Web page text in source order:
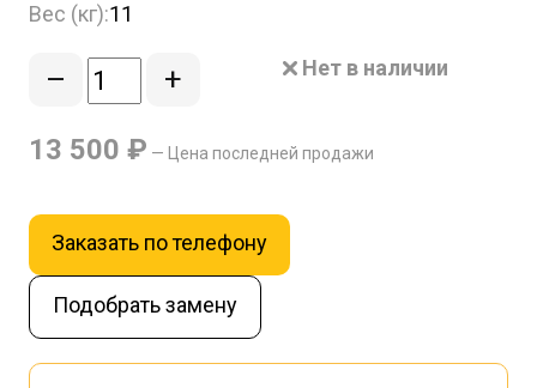
Вес (кг):11
– + Нет в наличии
13 500 ₽ — Цена последней продажи
Заказать по телефону
Подобрать замену